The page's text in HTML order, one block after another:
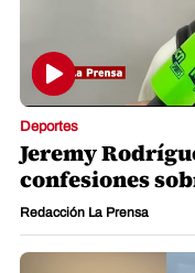
Deportes
Jeremy
confesiones
Redacción La Prensa